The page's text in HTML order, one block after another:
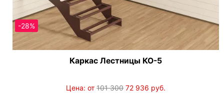
-28%
Каркас Лестницы КО-5
Цена: от 101 300 72 936 руб.